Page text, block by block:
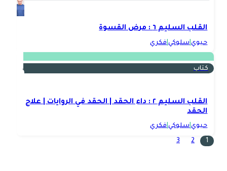
القلب السليم ٦ : مرض القسوة
حيوي| سلوكي| فكري
كتاب
القلب السليم ٢ : داء الحقد | الحقد في الروايات | علاج
الحقد
حيوي|سلوكي|فكري
1
2
3